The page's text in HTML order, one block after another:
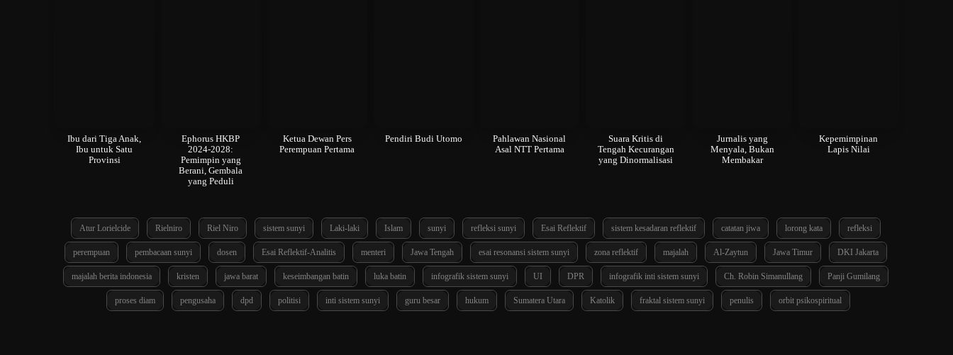
Ibu dari Tiga Anak,
Ibu untuk Satu
Provinsi
Ephorus HKBP
2024-2028:
Pemimpin yang
Berani, Gembala
yang Peduli
Ketua Dewan Pers
Perempuan Pertama
Pendiri Budi Utomo
Pahlawan Nasional
Asal NTT Pertama
Suara Kritis di
Tengah Kecurangan
yang Dinormalisasi
Jurnalis yang
Menyala, Bukan
Membakar
Kepemimpinan
Lapis Nilai
Atur Lorielcide Rielniro Riel Niro sistem sunyi Laki-laki Islam sunyi refleksi sunyi Esai Reflektif sistem kesadaran reflektif catatan jiwa lorong kata refleksi
perempuan pembacaan sunyi dosen Esai Reflektif-Analitis menteri Jawa Tengah esai resonansi sistem sunyi zona reflektif majalah Al-Zaytun Jawa Timur DKI Jakarta
majalah berita indonesia kristen jawa barat keseimbangan batin luka batin infografik sistem sunyi UI DPR infografik inti sistem sunyi Ch. Robin Simanullang Panji Gumilang
proses diam pengusaha dpd politisi inti sistem sunyi guru besar hukum Sumatera Utara Katolik fraktal sistem sunyi penulis orbit psikospiritual